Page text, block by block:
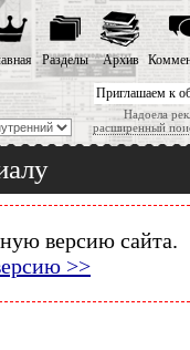
Приглашаем к
Надоела
расширенный
Разделы Архив
версию сайта.
>>